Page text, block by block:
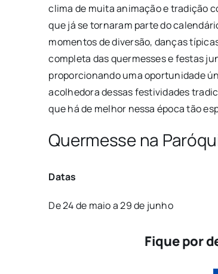
clima de muita animação e tradição
que já se tornaram parte do
momentos de diversão, danças
completa das quermesses e festas
proporcionando uma oportunidade
acolhedora dessas festividades
que há de melhor nessa época tão
Quermesse na
Datas
De 24 de maio a 29 de junho
Fique por